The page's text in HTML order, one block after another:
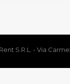
S.R.L. - Via